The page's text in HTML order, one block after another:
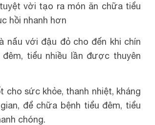
vời tạo ra món ăn chữa tiểu
hồi nhanh hơn
nấu với đậu đỏ cho đến khi chín
tiểu nhiều lần được thuyên
sức khỏe, thanh nhiệt, kháng
để chữa bệnh tiểu đêm, tiểu
chóng.